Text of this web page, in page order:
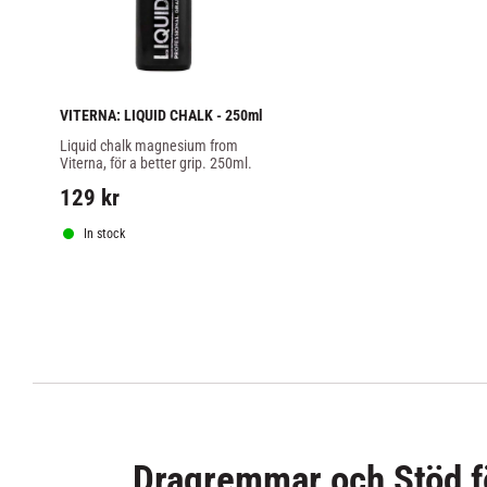
VITERNA: LIQUID CHALK - 250ml
Liquid chalk magnesium from
Viterna, för a better grip. 250ml.
129 kr
In stock